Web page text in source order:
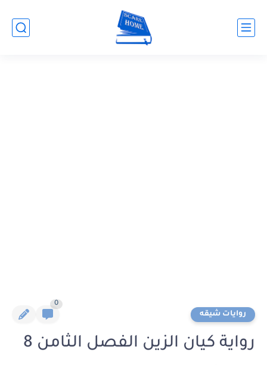
روايات شيقه
0
رواية كيان الزين الفصل الثامن 8